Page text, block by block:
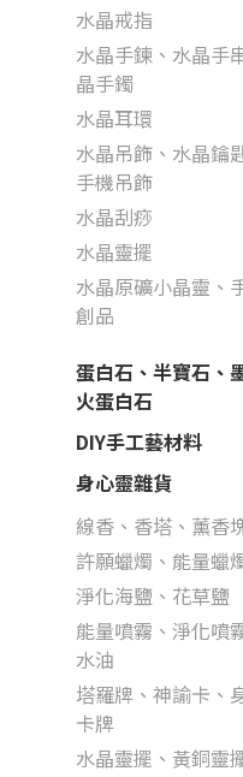
水晶戒指
水晶手鍊、水晶手
晶手鐲
水晶耳環
水晶吊飾、水晶鑰
手機吊飾
水晶刮痧
水晶靈擺
水晶原礦小晶靈、
創品
蛋白石、半寶石、
火蛋白石
DIY手工藝材料
身心靈雜貨
線香、香塔、薰香
許願蠟燭、能量蠟
淨化海鹽、花草鹽
能量噴霧、淨化噴
水油
塔羅牌、神諭卡、
卡牌
水晶靈擺、黃銅靈